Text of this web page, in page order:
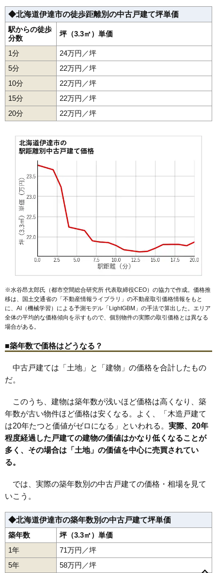
◆北海道伊達市の徒歩距離別の中古戸建て坪単価
駅からの徒歩
分数
坪（3.3㎡）単価
1分
24万円／坪
5分
22万円／坪
10分
22万円／坪
15分
22万円／坪
20分
22万円／坪
※水谷昂太郎氏（都市空間総合研究所 代表取締役CEO）の協力で作成。価格推
移は、国土交通省の「不動産情報ライブラリ 」の不動産取引価格情報をもと
に、AI（機械学習）による予測モデル「LightGBM」の手法で算出した。エリア
全体の平均的な価格傾向を示すもので、個別物件の実際の取引価格とは異なる
場合がある。
■築年数で価格はどうなる？
中古戸建ては「土地」と「建物」の価格を合計したもの
だ。
このうち、建物は築年数が浅いほど価格は高くなり、築
年数が古い物件ほど価格は安くなる。よく、「木造戸建て
は20年たつと価値がゼロになる」といわれる。 実際、20年
程度経過した戸建ての建物の価値はかなり低くなることが
多く、その場合は「土地」の価値を中心に売買されてい
る。
では、実際の築年数別の中古戸建ての価格・相場を見て
いこう。
◆北海道伊達市の築年数別の中古戸建て坪単価
築年数
坪（3.3㎡）単価
1年
71万円／坪
5年
58万円／坪